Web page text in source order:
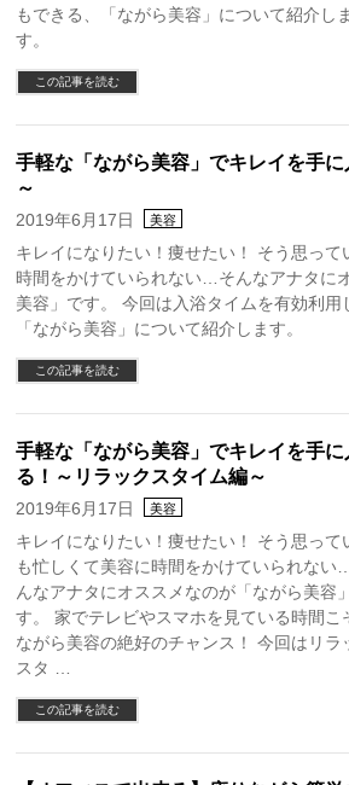
もできる、「ながら美容」について紹介しま
す。
この記事を読む
手軽な「ながら美容」でキレイを手
～
2019年6月17日 美容
キレイになりたい！痩せたい！ そう思って
時間をかけていられない…そんなアナタに
美容」です。 今回は入浴タイムを有効利用
「ながら美容」について紹介します。
この記事を読む
手軽な「ながら美容」でキレイを手に
る！～リラックスタイム編～
2019年6月17日 美容
キレイになりたい！痩せたい！ そう思って
も忙しくて美容に時間をかけていられない
んなアナタにオススメなのが「ながら美容
す。 家でテレビやスマホを見ている時間こ
ながら美容の絶好のチャンス！ 今回はリラ
スタ …
この記事を読む